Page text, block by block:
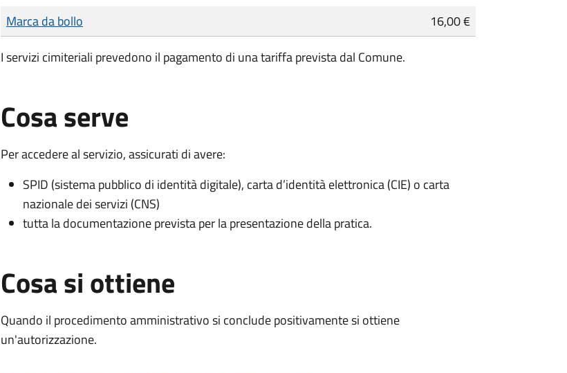
Tipo di pagamento
Importo
Marca da bollo
16,00 €
I servizi cimiteriali prevedono il pagamento di una tariffa prevista dal Comune.
Cosa serve
Per accedere al servizio, assicurati di avere:
SPID (sistema pubblico di identità digitale), carta d’identità elettronica (CIE) o carta
nazionale dei servizi (CNS)
tutta la documentazione prevista per la presentazione della pratica.
Cosa si ottiene
Quando il procedimento amministrativo si conclude positivamente si ottiene
un'autorizzazione.